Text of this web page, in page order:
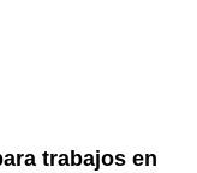
trabajos en